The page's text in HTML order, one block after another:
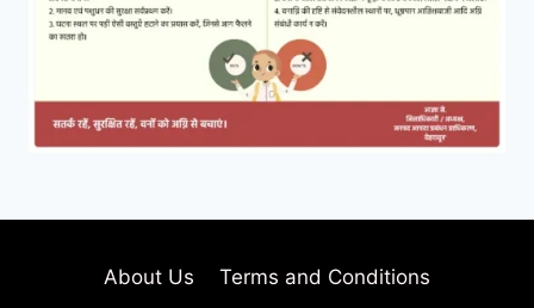
About Us
Terms and Conditions